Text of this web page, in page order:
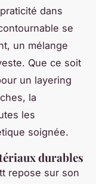
dans
se
un mélange
Que ce soit
un layering
la
les
soignée.
durables
repose sur son